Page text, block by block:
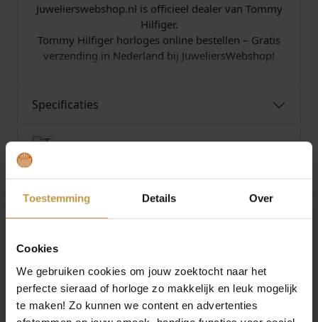
Toestemming Details Over
Cookies
We gebruiken cookies om jouw zoektocht naar het
perfecte sieraad of horloge zo makkelijk en leuk mogelijk
te maken! Zo kunnen we content en advertenties
Juwelierswebshop.nl is officieel dealer van Tommy
Hilfiger.
Tommy Hilfiger horloges online bestellen – Gratis
verzending in Nederland bij JuweliersWebshop!
Specificaties
Over Tommy Hilfiger
MEER VAN TOMMY HILFIGER
HORLOGES
€169,00
TOMMY HILFIGER
€169,00
TOMMY HILFIGER